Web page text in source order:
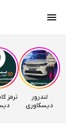
لندرور
دیسکاوری
ترمز